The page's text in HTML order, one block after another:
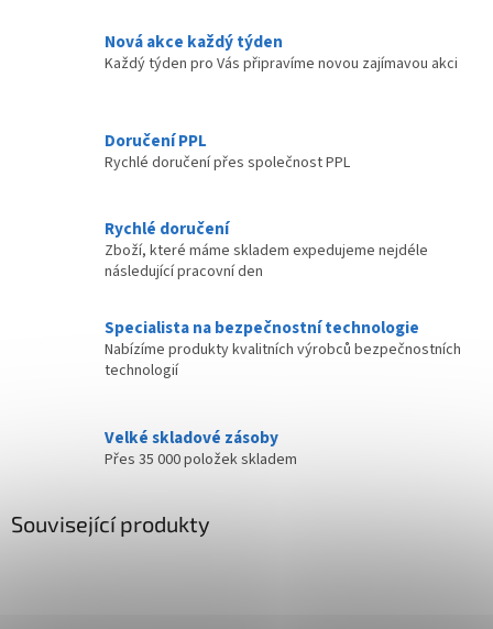
Nová akce každý týden
Každý týden pro Vás připravíme novou zajímavou akci
Doručení PPL
Rychlé doručení přes společnost PPL
Rychlé doručení
Zboží, které máme skladem expedujeme nejdéle
následující pracovní den
Specialista na bezpečnostní technologie
Nabízíme produkty kvalitních výrobců bezpečnostních
technologií
Velké skladové zásoby
Přes 35 000 položek skladem
Související produkty